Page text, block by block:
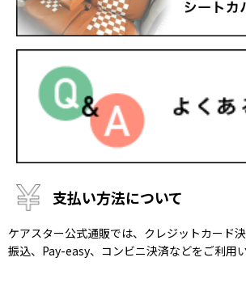
支払い方法について
ケアスター公式通販では、クレジットカード
振込、Pay-easy、コンビニ決済などをご利用